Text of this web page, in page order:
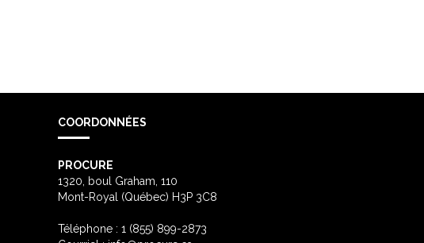
COORDONNÉES
PROCURE
1320, boul Graham, 110
Mont-Royal (Québec) H3P 3C8
Téléphone : 1 (855) 899-2873